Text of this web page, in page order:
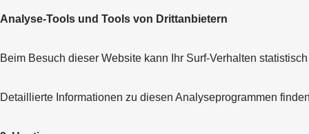
Analyse-Tools und Tools von Drittanbietern
Beim Besuch dieser Website kann Ihr Surf-Verhalten
Detaillierte Informationen zu diesen Analyseprogrammen